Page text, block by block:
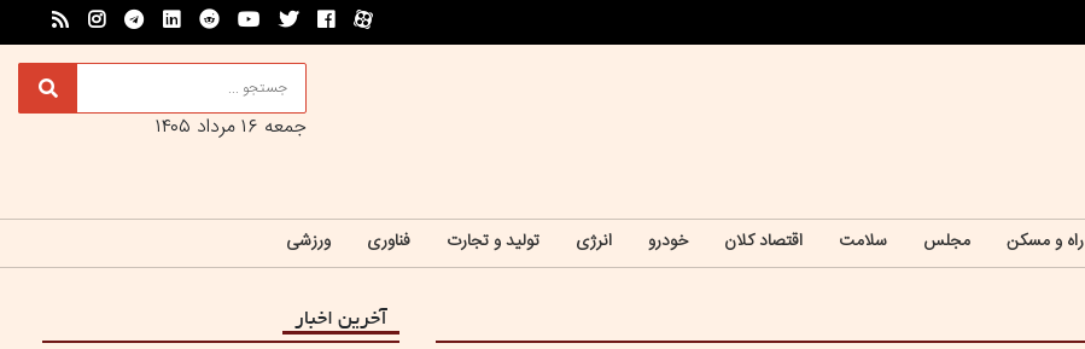
جمعه ۱۶ مرداد ۱۴۰۵
راه و مسکن مجلس سلامت اقتصاد کلان خودرو انرژی تولید و تجارت فناوری ورزشی
آخرین اخبار